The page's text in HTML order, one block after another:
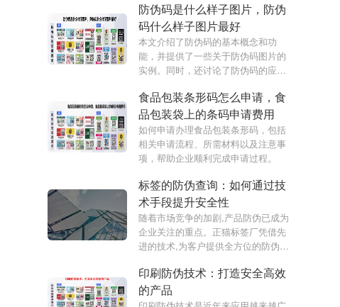
防伪码是什么样子图片，防伪
码什么样子图片最好
本文介绍了防伪码的基本概念和功
能，并提供了一些关于防伪码图片的
实例。同时，还讨论了防伪码的应用
食品包装条形码怎么申请，食
品包装袋上的条码申请费用
如何申请办理食品包装条形码，包括
相关申请流程、所需材料以及注意事
项，帮助企业顺利完成申请过程。
标签的防伪查询：如何通过技
术手段提升安全性
随着市场竞争的加剧,产品防伪已成为
企业关注的重点。正猫标签厂凭借先
进的技术,为客户提供全方位的防伪解
权益。本文将详细介绍正猫标签的防
伪查询服务,以及如何通过技术创新提
升产品安全性。
印刷防伪技术：打造安全高效
的产品